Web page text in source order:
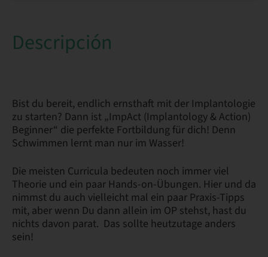
Descripción
Bist du bereit, endlich ernsthaft mit der Implantologie
zu starten? Dann ist „ImpAct (Implantology & Action)
Beginner“ die perfekte Fortbildung für dich! Denn
Schwimmen lernt man nur im Wasser!
Die meisten Curricula bedeuten noch immer viel
Theorie und ein paar Hands-on-Übungen. Hier und da
nimmst du auch vielleicht mal ein paar Praxis-Tipps
mit, aber wenn Du dann allein im OP stehst, hast du
nichts davon parat. Das sollte heutzutage anders
sein!